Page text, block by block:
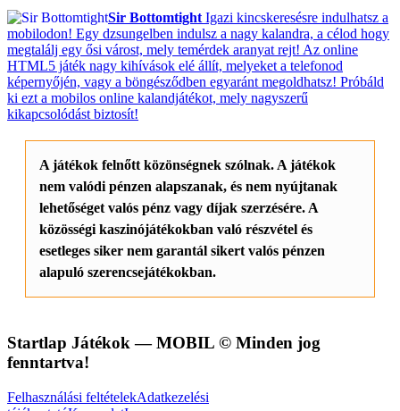
Sir Bottomtight Igazi kincskeresésre indulhatsz a
mobilodon! Egy dzsungelben indulsz a nagy kalandra, a célod hogy
megtalálj egy ősi várost, mely temérdek aranyat rejt! Az online
HTML5 játék nagy kihívások elé állít, melyeket a telefonod
képernyőjén, vagy a böngésződben egyaránt megoldhatsz! Próbáld
ki ezt a mobilos online kalandjátékot, mely nagyszerű
kikapcsolódást biztosít!
A játékok felnőtt közönségnek szólnak. A játékok
nem valódi pénzen alapszanak, és nem nyújtanak
lehetőséget valós pénz vagy díjak szerzésére. A
közösségi kaszinójátékokban való részvétel és
esetleges siker nem garantál sikert valós pénzen
alapuló szerencsejátékokban.
Startlap Játékok— MOBIL © Minden jog
fenntartva!
Felhasználási feltételekAdatkezelési